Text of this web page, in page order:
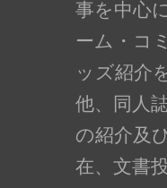
事を中心
ーム・コ
ッズ紹介
他、同人
の紹介及
在、文書